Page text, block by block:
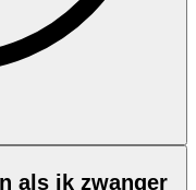
als ik zwanger